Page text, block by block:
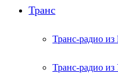
Транс
Транс-радио из
Транс-радио